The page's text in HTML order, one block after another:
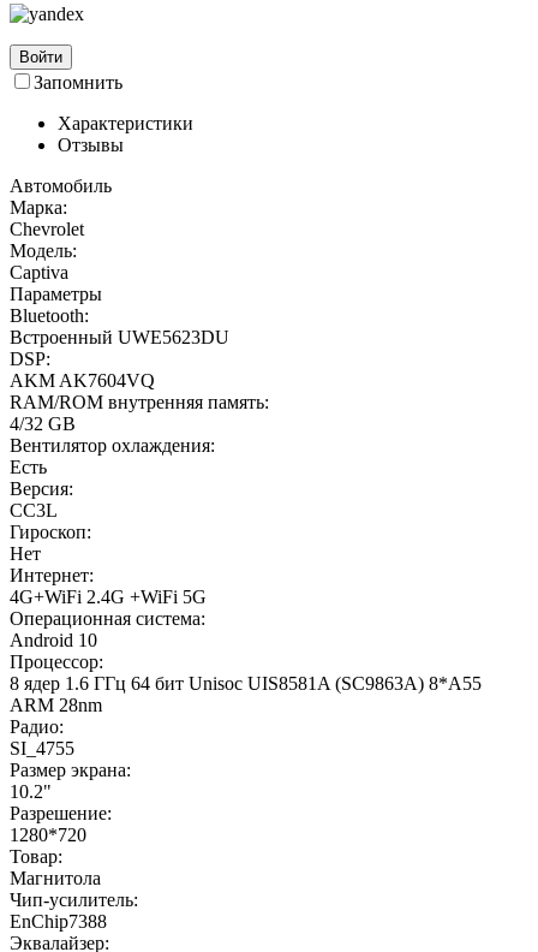
Войти
Запомнить
Характеристики
Отзывы
Автомобиль
Марка:
Chevrolet
Модель:
Captiva
Параметры
Bluetooth:
Встроенный UWE5623DU
DSP:
AKM AK7604VQ
RAM/ROM внутренняя память:
4/32 GB
Вентилятор охлаждения:
Есть
Версия:
CC3L
Гироскоп:
Нет
Интернет:
4G+WiFi 2.4G +WiFi 5G
Операционная система:
Android 10
Процессор:
8 ядер 1.6 ГГц 64 бит Unisoc UIS8581A (SC9863A) 8*A55
ARM 28nm
Радио:
SI_4755
Размер экрана:
10.2"
Разрешение:
1280*720
Товар:
Магнитола
Чип-усилитель:
EnChip7388
Эквалайзер: